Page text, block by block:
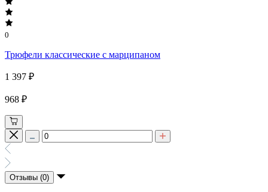
0
Трюфели классические с марципаном
1 397 ₽
968 ₽
Отзывы (0)